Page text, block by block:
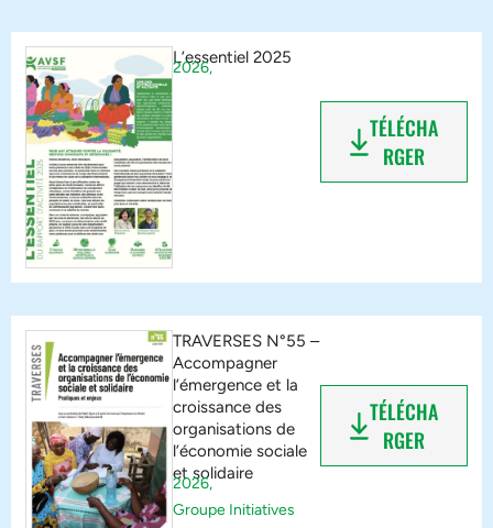
L’essentiel 2025
2026,
TÉLÉCHA
RGER
TRAVERSES N°55 –
Accompagner
l’émergence et la
croissance des
organisations de
l’économie sociale
et solidaire
2026,
Groupe Initiatives
TÉLÉCHA
RGER